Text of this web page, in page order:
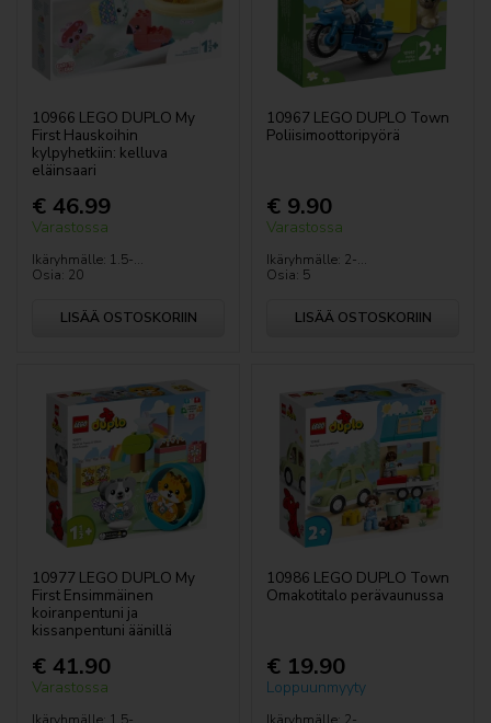
10966 LEGO DUPLO My
First Hauskoihin
kylpyhetkiin: kelluva
eläinsaari
€ 46.99
Varastossa
Ikäryhmälle: 1.5-...
Osia: 20
LISÄÄ OSTOSKORIIN
10967 LEGO DUPLO Town
Poliisimoottoripyörä
€ 9.90
Varastossa
Ikäryhmälle: 2-...
Osia: 5
LISÄÄ OSTOSKORIIN
10977 LEGO DUPLO My
First Ensimmäinen
koiranpentuni ja
kissanpentuni äänillä
€ 41.90
Varastossa
10986 LEGO DUPLO Town
Omakotitalo perävaunussa
€ 19.90
Loppuunmyyty